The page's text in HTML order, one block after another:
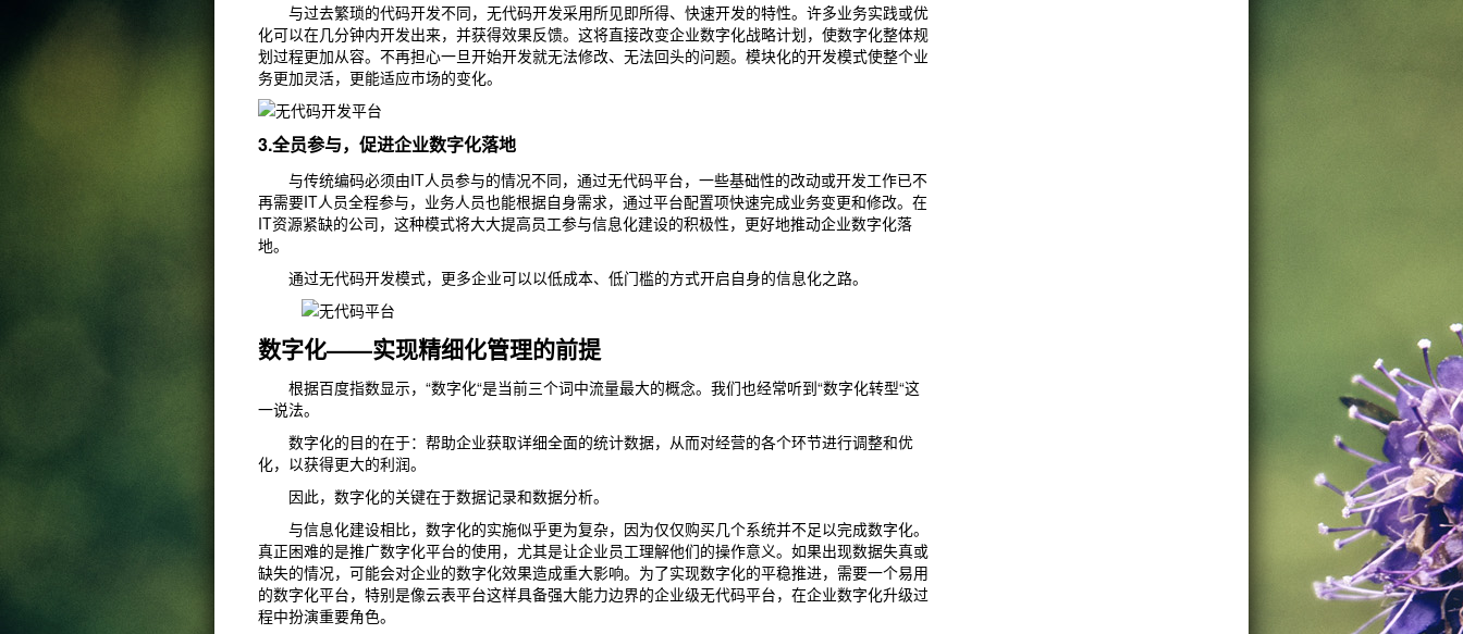
与过去繁琐的代码开发不同，无代码开发采用所见即所得、快速开发的特性。许多业务实践或优
化可以在几分钟内开发出来，并获得效果反馈。这将直接改变企业数字化战略计划，使数字化整体规
划过程更加从容。不再担心一旦开始开发就无法修改、无法回头的问题。模块化的开发模式使整个业
务更加灵活，更能适应市场的变化。
3.全员参与，促进企业数字化落地
与传统编码必须由IT人员参与的情况不同，通过无代码平台，一些基础性的改动或开发工作已不
再需要IT人员全程参与，业务人员也能根据自身需求，通过平台配置项快速完成业务变更和修改。在
IT资源紧缺的公司，这种模式将大大提高员工参与信息化建设的积极性，更好地推动企业数字化落
地。
通过无代码开发模式，更多企业可以以低成本、低门槛的方式开启自身的信息化之路。
数字化——实现精细化管理的前提
根据百度指数显示，“数字化“是当前三个词中流量最大的概念。我们也经常听到“数字化转型“这
一说法。
数字化的目的在于：帮助企业获取详细全面的统计数据，从而对经营的各个环节进行调整和优
化，以获得更大的利润。
因此，数字化的关键在于数据记录和数据分析。
与信息化建设相比，数字化的实施似乎更为复杂，因为仅仅购买几个系统并不足以完成数字化。
真正困难的是推广数字化平台的使用，尤其是让企业员工理解他们的操作意义。如果出现数据失真或
缺失的情况，可能会对企业的数字化效果造成重大影响。为了实现数字化的平稳推进，需要一个易用
的数字化平台，特别是像云表平台这样具备强大能力边界的企业级无代码平台，在企业数字化升级过
程中扮演重要角色。